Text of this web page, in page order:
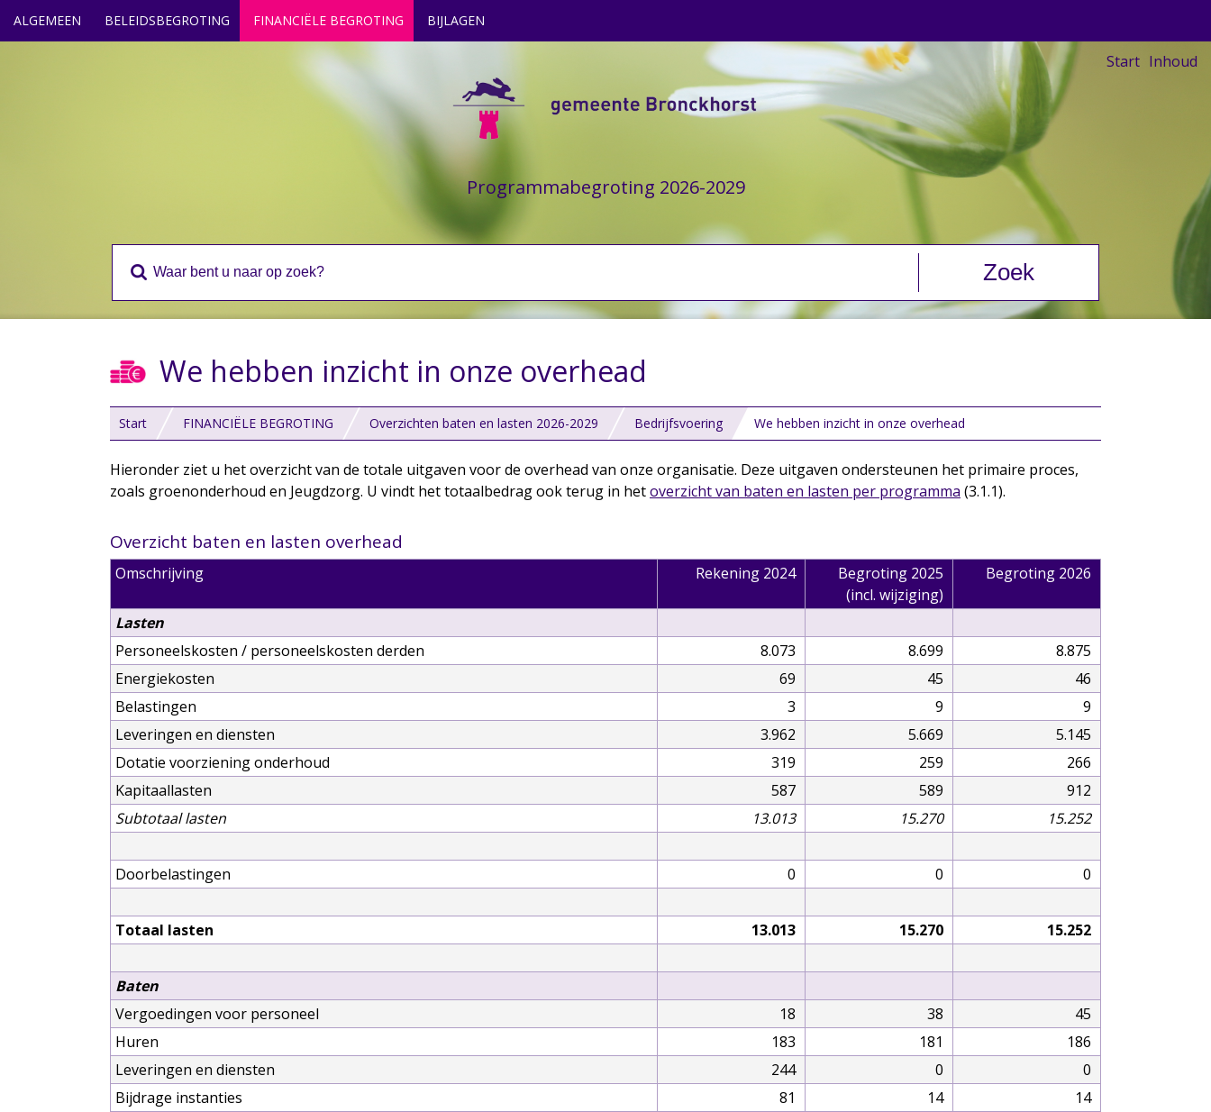
Programmabegroting 2026-2029
Start Inhoud
ALGEMEEN BELEIDSBEGROTING FINANCIËLE BEGROTING BIJLAGEN
We hebben inzicht in onze overhead
Start FINANCIËLE BEGROTING Overzichten baten en lasten 2026-2029 Bedrijfsvoering We hebben inzicht in onze overhead
Hieronder ziet u het overzicht van de totale uitgaven voor de overhead van onze organisatie. Deze uitgaven ondersteunen het primaire proces,
zoals groenonderhoud en Jeugdzorg. U vindt het totaalbedrag ook terug in hetoverzicht van baten en lasten per programma (3.1.1).
Overzicht baten en lasten overhead
Omschrijving Rekening 2024
Begroting 2025
(incl. wijziging)
Begroting 2026
Lasten
Personeelskosten / personeelskosten derden
8.073 8.699
8.875
Energiekosten
69 45
46
Belastingen
3 9
9
Leveringen en diensten
3.962 5.669
5.145
Dotatie voorziening onderhoud
319 259
266
Kapitaallasten
587 589
912
Subtotaal lasten
13.013 15.270 15.252
Doorbelastingen 0 0 0
Totaal lasten 13.013 15.270 15.252
Baten
Vergoedingen voor personeel
18 38
45
Huren
183 181
186
Leveringen en diensten
244 0
0
Bijdrage instanties
81 14
14